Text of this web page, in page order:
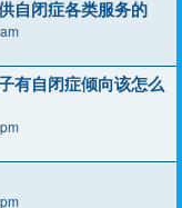
自闭症各类服务的
有自闭症倾向该怎么